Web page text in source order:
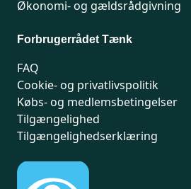
Økonomi- og gældsrådgivning
Forbrugerrådet Tænk
FAQ
Cookie- og privatlivspolitik
Købs- og medlemsbetingelser
Tilgængelighed
Tilgængelighedserklæring